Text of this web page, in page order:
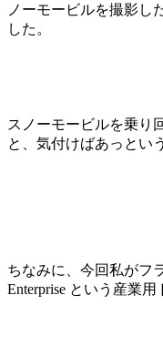
ノーモービルを撮影し
した。
スノーモービルを乗り
と、気付けばあっとい
ちなみに、今回私がフ
Enterprise という産業